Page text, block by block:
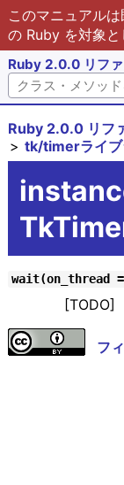
このマニュアル
の Ruby を対象と
Ruby 2.0.0 リフ
Ruby 2.0.0 リフ
tk/timerライブ
wait(on_thread
[TODO]
フ